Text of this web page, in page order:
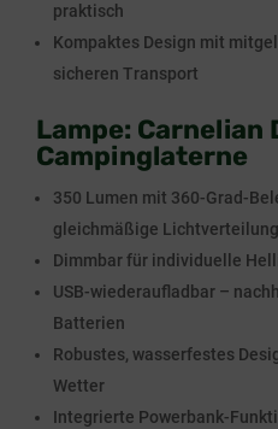
praktisch
Kompaktes Design mit
sicheren Transport
Lampe: Carnelian
Campinglaterne
350 Lumen mit 360-Grad-
gleichmäßige Lichtverteilung
Dimmbar für individuelle
USB-wiederaufladbar –
Batterien
Robustes, wasserfestes
Wetter
Integrierte Powerbank-